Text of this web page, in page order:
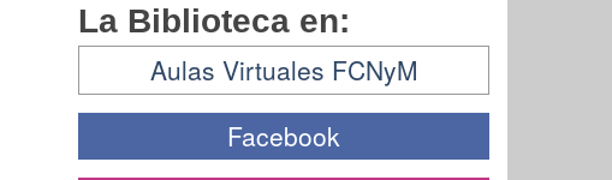
La Biblioteca en:
Aulas Virtuales FCNyM
Facebook